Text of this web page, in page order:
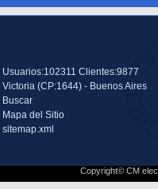
Usuarios:102311 Clientes:9877
Victoria (CP:1644) - Buenos Aires
Buscar
Mapa del Sitio
sitemap.xml
Copyright© CM